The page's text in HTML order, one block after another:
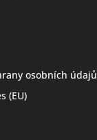
osobních údajů
(EU)